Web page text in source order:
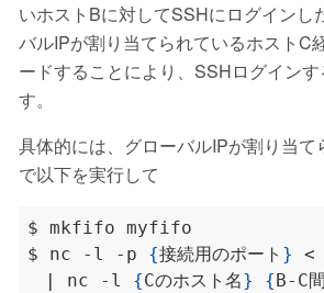
いホストBに対してSSHにログインし
バルIPが割り当てられているホストC
ードすることにより、SSHログインす
す。
具体的には、グローバルIPが割り当て
で以下を実行して
$ nc -l -p {接続用のポート } <
nc -l {Cのホスト名} { B-C